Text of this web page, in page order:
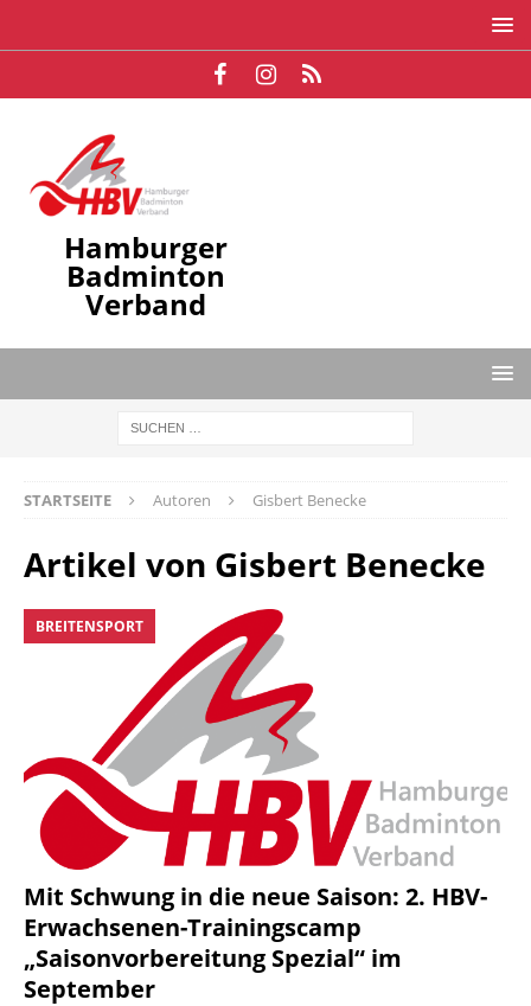
Hamburger
Badminton
Verband
STARTSEITE Autoren Gisbert Benecke
Artikel von Gisbert Benecke
BREITENSPORT
Mit Schwung in die neue Saison: 2. HBV-
Erwachsenen-Trainingscamp
„Saisonvorbereitung Spezial“ im
September